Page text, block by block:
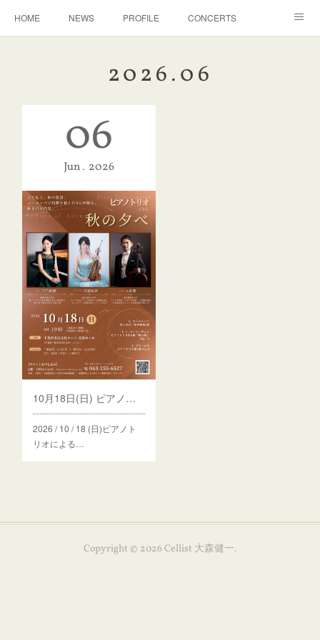
HOME NEWS PROFILE CONCERTS
2026.06
06
Jun 2026
10月18日(日) ピアノトリオによる秋の夕べ
2026 / 10 / 18 (日)ピアノト
リオによる…
Copyright © 2026Cellist 大森健一.